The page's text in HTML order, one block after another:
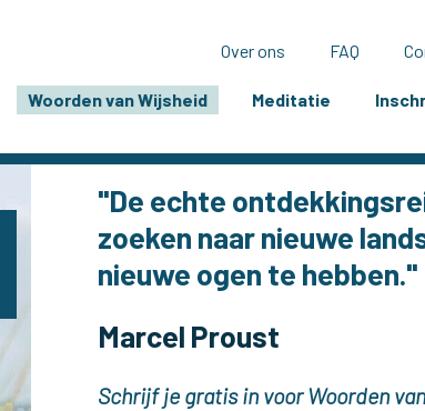
Woorden van Wijsheid Meditatie
Over ons FAQ
"De echte
zoeken naar nieuwe
nieuwe ogen te hebben."
Marcel Proust
Schrijf je gratis in voor Woorden